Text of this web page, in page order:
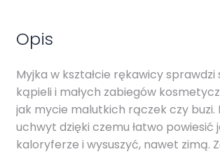
Opis
Myjka w kształcie rękawicy sprawdzi
kąpieli i małych zabiegów
jak mycie malutkich rączek czy buzi.
uchwyt dzięki czemu łatwo powiesić
kaloryferze i wysuszyć, nawet zimą.